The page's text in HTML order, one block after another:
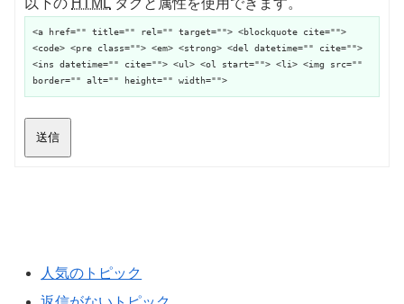
以下の HTML タグと属性を使用できます。
<a href="" title="" rel="" target=""> <blockquote cite="">
<code> <pre class=""> <em> <strong> <del datetime="" cite="">
<ins datetime="" cite=""> <ul> <ol start=""> <li> <img src=""
border="" alt="" height="" width="">
送信
人気のトピック